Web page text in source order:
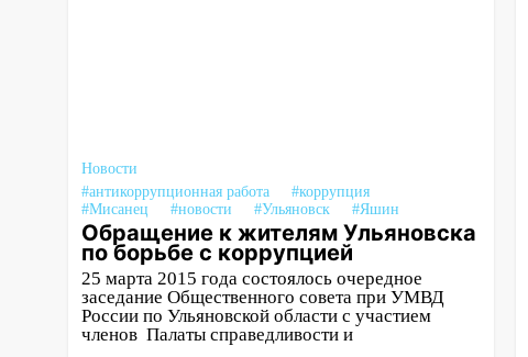
затопленные улицы
14:28 Ураган вырвал остановку
на улице Деева в Заволжье
14:26 Жители Ульяновска сами
пытаются расчистить ливнёвки,
не дождавшись
Новости
#антикоррупционная работа
#коррупция
#Мисанец
#новости #Ульяновск #Яшин
Обращение к жителям Ульяновска
по борьбе с коррупцией
25 марта 2015 года состоялось очередное
заседание Общественного совета при УМВД
России по Ульяновской области с участием
членов Палаты справедливости и